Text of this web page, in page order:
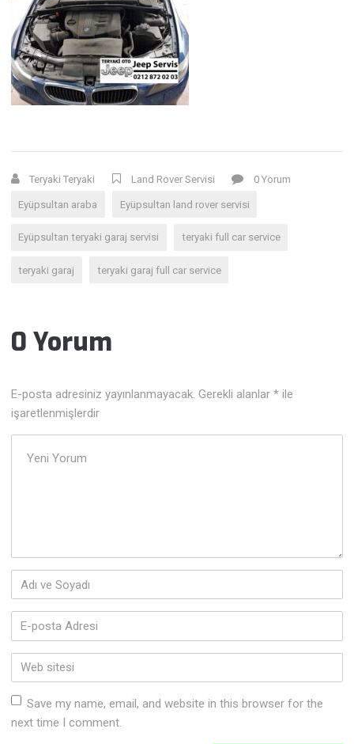
Teryaki Teryaki Land Rover Servisi 0 Yorum
Eyüpsultan araba Eyüpsultan land rover servisi
Eyüpsultan teryaki garaj servisi teryaki full car service
teryaki garaj teryaki garaj full car service
0 Yorum
E-posta adresiniz yayınlanmayacak. Gerekli alanlar* ile
işaretlenmişlerdir
Adı
ve
Soyadı*
E-
posta
Adresi*
Web
sitesi
Save my name, email, and website in this browser for the
next time I comment.